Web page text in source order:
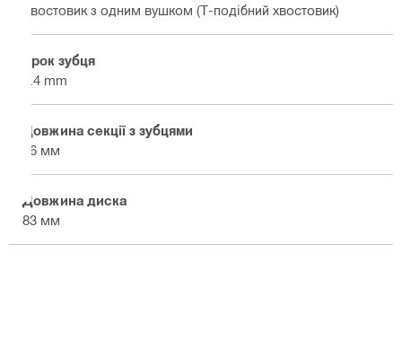
Хвостовик з одним вушком (Т-подібний хвостовик)
Крок зубця
1.4 mm
Довжина секції з зубцями
56 мм
Довжина диска
83 мм